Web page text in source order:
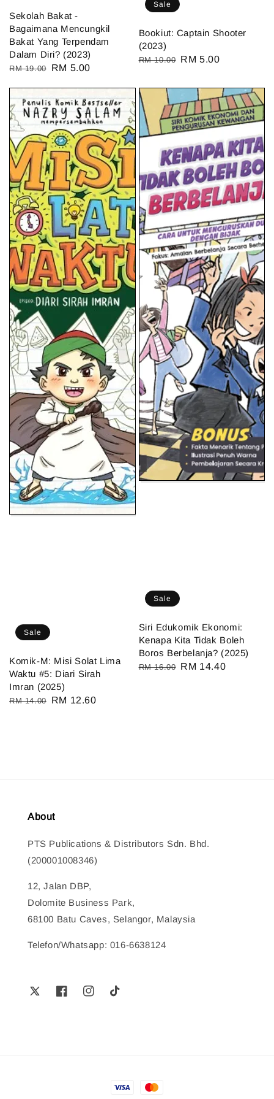
Sekolah Bakat -
Bagaimana Mencungkil
Bakat Yang Terpendam
Dalam Diri? (2023)
Regular
RM 19.00
Sale
RM 5.00
Sale
Bookiut: Captain Shooter
(2023)
Regular
RM 10.00 Sale
RM 5.00
Sale
Komik-M: Misi Solat Lima
Waktu #5: Diari Sirah
Imran (2025)
Regular
RM 14.00
Sale
RM 12.60
Sale
Siri Edukomik Ekonomi:
Kenapa Kita Tidak Boleh
Boros Berbelanja? (2025)
Regular
RM 16.00 Sale
RM 14.40
About
PTS Publications & Distributors Sdn. Bhd.
(200001008346)
12, Jalan DBP,
Dolomite Business Park,
68100 Batu Caves, Selangor, Malaysia
Telefon/Whatsapp: 016-6638124